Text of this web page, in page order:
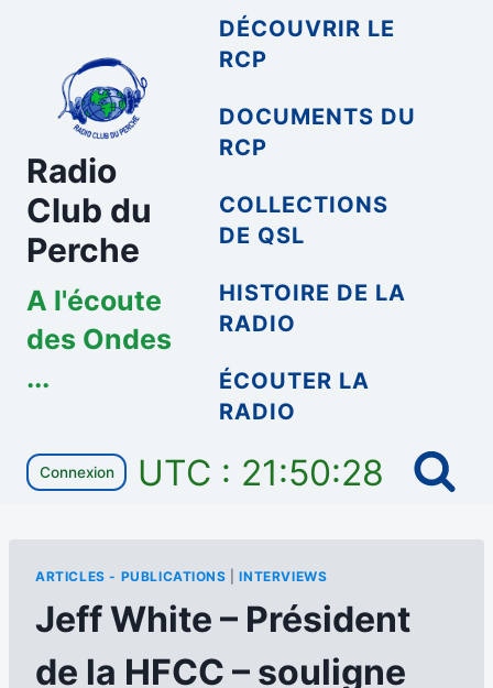
contenu
Radio
Club du
Perche
A l'écoute
des Ondes
...
DÉCOUVRIR LE
RCP
DOCUMENTS DU
RCP
COLLECTIONS
DE QSL
HISTOIRE DE LA
RADIO
ÉCOUTER LA
RADIO
Connexion UTC : 21:50:29
ARTICLES - PUBLICATIONS |INTERVIEWS
Jeff White – Président
de la HFCC – souligne